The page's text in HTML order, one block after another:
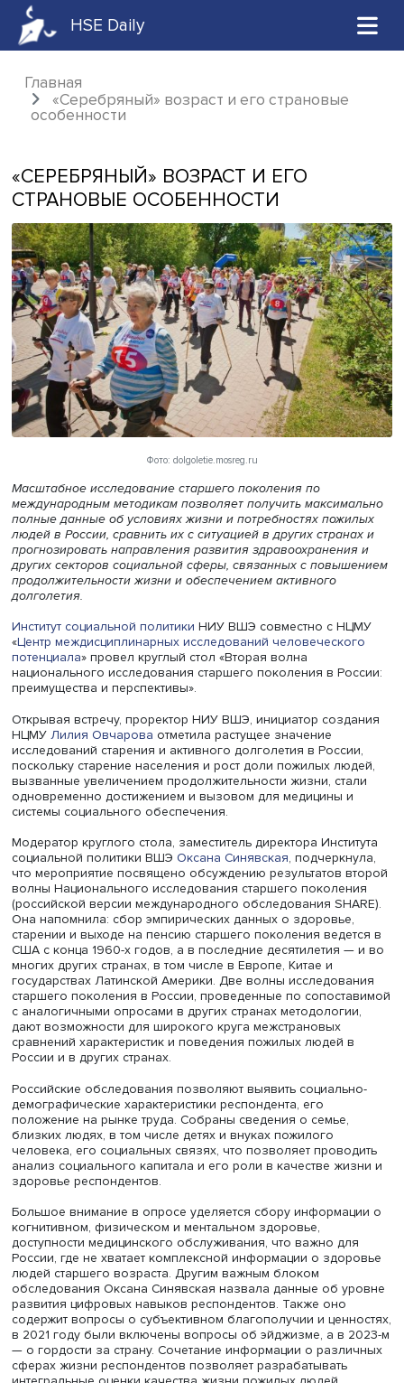
HSE Daily
Главная
«Серебряный» возраст и его страновые
«СЕРЕБРЯНЫЙ» ВОЗРАСТ И ЕГО
СТРАНОВЫЕ ОСОБЕННОСТИ
Фото: dolgoletie.mosreg.ru
Масштабное исследование старшего поколения по
международным методикам позволяет получить
полные данные об условиях жизни и потребностях
прогнозировать направления развития
других секторов социальной сферы, связанных с
продолжительности жизни и обеспечением активного
долголетия.
Институт социальной политикиНИУ ВШЭ совместно с
«Центр междисциплинарных исследований
потенциала» провел круглый стол «Вторая волна
национального исследования старшего поколения в
преимущества и перспективы».
НЦМУЛилия Овчарова отметила растущее значение
исследований старения и активного долголетия в
поскольку старение населения и рост доли пожилых
вызванные увеличением продолжительности жизни,
одновременно достижением и вызовом для медицины
системы социального обеспечения.
Модератор круглого стола, заместитель директора
социальной политики ВШЭОксана Синявская,
что мероприятие посвящено обсуждению результатов
волны Национального исследования старшего
(российской версии международного обследования
Она напомнила: сбор эмпирических данных о
США с конца 1960-х годов, а в последние десятилетия
многих других странах, в том числе в Европе, Китае и
государствах Латинской Америки. Две волны
старшего поколения в России, проведенные по
с аналогичными опросами в других странах
дают возможности для широкого круга межстрановых
России и в других странах.
Российские обследования позволяют выявить
демографические характеристики респондента, его
положение на рынке труда. Собраны сведения о семье,
близких людях, в том числе детях и внуках пожилого
человека, его социальных связях, что позволяет
анализ социального капитала и его роли в качестве
здоровье респондентов.